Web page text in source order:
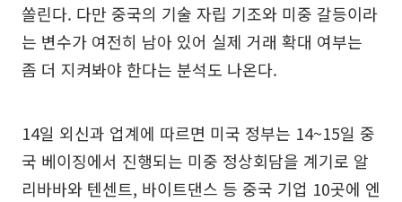
쏠린다. 다만 중국의 기술 자립 기조와 미중 갈등이라
는 변수가 여전히 남아 있어 실제 거래 확대 여부는
좀 더 지켜봐야 한다는 분석도 나온다.
14일 외신과 업계에 따르면 미국 정부는 14~15일 중
국 베이징에서 진행되는 미중 정상회담을 계기로 알
리바바와 텐센트, 바이트댄스 등 중국 기업 10곳에 엔